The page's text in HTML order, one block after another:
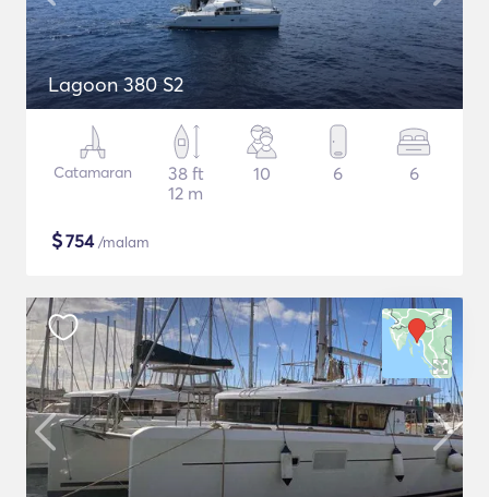
Lagoon 380 S2
Catamaran
38 ft
12 m
10 6 6
$754/malam